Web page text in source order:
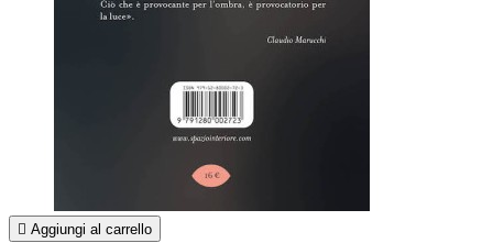
 Aggiungi al carrello